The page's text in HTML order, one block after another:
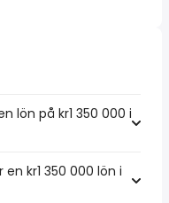
lön på kr1 350 000 i
kr1 350 000 lön i